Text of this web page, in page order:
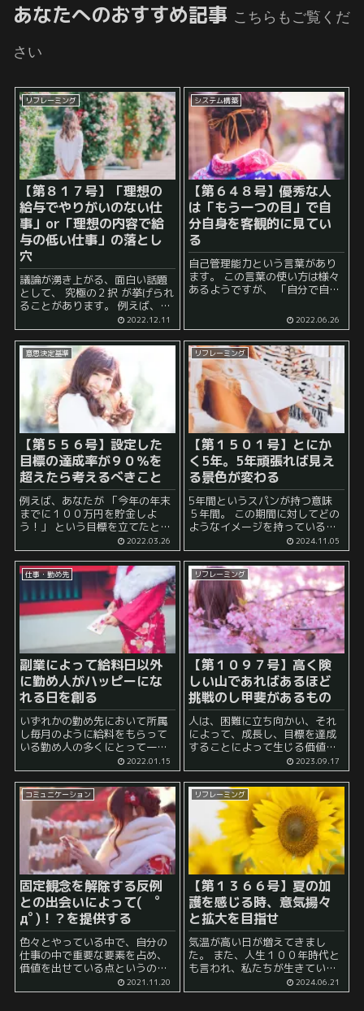
あなたへのおすすめ記事 こちらもご覧くだ
さい
リフレーミング
【第８１７号】「理想の
給与でやりがいのない仕
事」or「理想の内容で給
与の低い仕事」の落とし
穴
議論が湧き上がる、面白い話題
として、 究極の２択 が挙げられ
ることがあります。 例えば、
「理想の給与でやりがいのない
仕事」or「理想の内容で給与の
低い仕事」 などは頻繁に話題が
上がる印象です。 この手...
2022.12.11
システム構築
【第６４８号】優秀な人
は「もう一つの目」で自
分自身を客観的に見てい
る
自己管理能力という言葉があり
ます。 この言葉の使い方は様々
あるようですが、 「自分で自分
といったニュアンスを感じます
ね。 また、傍から見て ...
2022.06.26
意思決定基準
【第５５６号】設定した
目標の達成率が９０％を
超えたら考えるべきこと
例えば、あなたが 「今年の年末
までに１００万円を貯金しよ
う！」 という目標を立てたとし
な目標を達成するのは難しいと
感じる人と極めて簡単だと感じ
る人に分かれると感じると思い
ます。 そして...
2022.03.26
リフレーミング
【第１５０１号】とにか
く5年。5年頑張れば見え
る景色が変わる
5年間というスパンが持つ意味
５年間。 この期間に対してどの
ようなイメージを持っているで
前までは中学生だったのにいつ
の間にか大学生になっていた」
というのと同じぐらい質的変化
の...
2024.11.05
仕事・勤め先
副業によって給料日以外
に勤め人がハッピーにな
れる日を創る
いずれかの勤め先において所属
し毎月のように給料をもらって
いる勤め人の多くにとって一番
楽しみが待っていると言える日
は 毎月における給料日 ではない
でしょうか？ 今やっている勤め
先の仕事が本当に楽しいと心か
ら思えている人はそ...
2022.01.15
リフレーミング
【第１０９７号】高く険
しい山であればあるほど
挑戦のし甲斐があるもの
人は、困難に立ち向かい、それ
によって、成長し、目標を達成
することによって生じる価値と
充実感に喜びを感じるもので
す。 ある人は、ゲームでそれを
楽しみ、 ある人は、現実世界で
それを楽しむのでしょう。 例え
ば、山登りは、人生の...
2023.09.17
コミュニケーション
固定観念を解除する反例
との出会いによって( ﾟ
дﾟ)！？を提供する
色々とやっている中で、自分の
仕事の中で重要な要素を占め、
価値を出せている点というの
解除すること なのではないかと
2021.11.20
リフレーミング
【第１３６６号】夏の加
護を感じる時、意気揚々
と拡大を目指せ
気温が高い日が増えてきまし
た。 また、人生１００年時代と
も言われ、私たちが生きている
期間が長くなる傾向はまだまだ
続きそうです。 そうなってくる
2024.06.21